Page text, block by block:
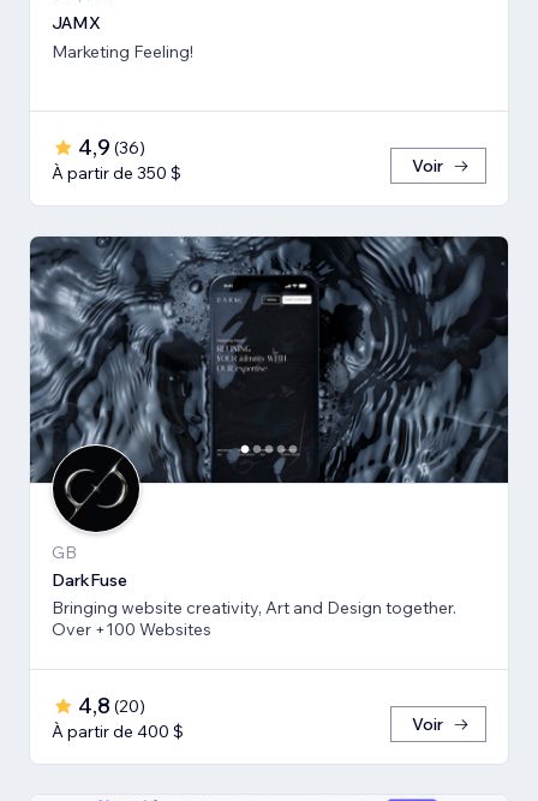
JAMX
Marketing Feeling!
4,9 (36)
À partir de 350 $
Voir
GB
DarkFuse
Bringing website creativity, Art and Design together.
Over +100 Websites
4,8 (20)
À partir de 400 $
Voir